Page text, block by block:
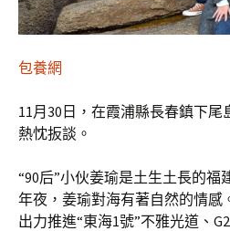
包養網
11月30日，在霞浦縣長春鎮下
熱忱扳談。
“90后”小伙姜瑜是土生土長的福
年夜，姜瑜對海有著自然的情感
出力推進“東海1號”不雅光道、